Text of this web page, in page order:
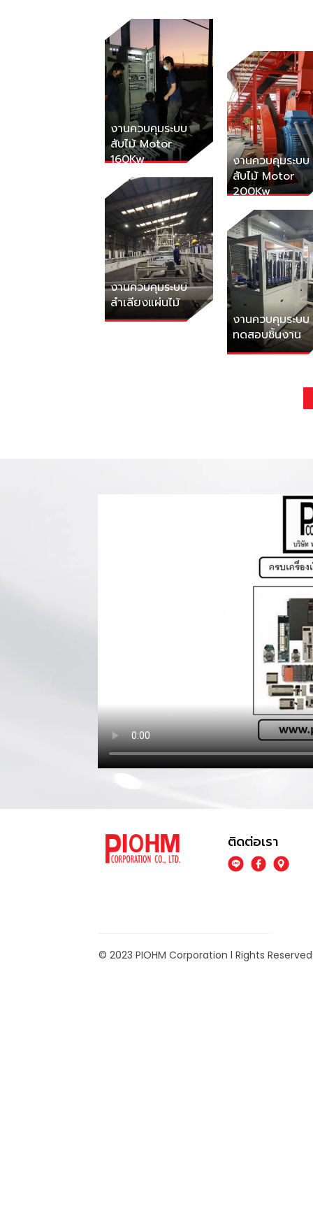
งานควบคุมระบบ
สับไม้ Motor
160Kw
งานควบคุมระบบ
สับไม้ Motor
200Kw
งานควบคุมระบบ
ลำเลียงแผ่นไม้
งานควบคุมระบบ
ทดสอบชิ้นงาน
ติดต่อเรา
© 2023 PIOHM Corporation l Rights Reserved